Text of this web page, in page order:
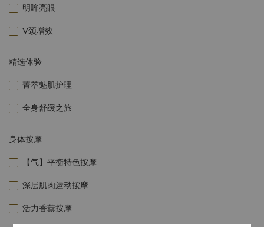
明眸亮眼
V颈增效
精选体验
菁萃魅肌护理
全身舒缓之旅
身体按摩
【气】平衡特色按摩
深层肌肉运动按摩
活力香薰按摩